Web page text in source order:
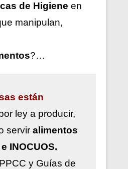
de Higiene en
manipulan,
?…
están
ley a producir,
servir alimentos
INOCUOS.
y Guías de